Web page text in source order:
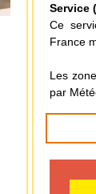
Service
Ce
France
Les
par